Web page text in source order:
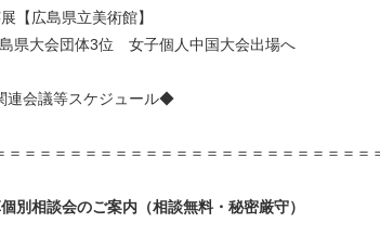
【広島県立美術館】
県大会団体3位 女子個人中国大会出場へ
連会議等スケジュール◆
＝＝＝＝＝＝＝＝＝＝＝＝＝＝＝＝＝＝＝＝＝＝＝＝
別相談会のご案内（相談無料・秘密厳守）